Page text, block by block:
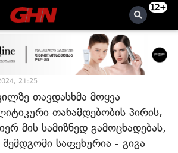
12+
21:25
თავდასხმა მოყვა
თანამდებობის პირის,
მის სამიზნედ გამოცხადებას,
საფეხურია - გიგა